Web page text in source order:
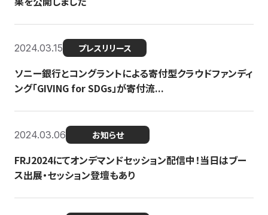
2024.03.15 プレスリリース
ソニー銀行とコングラントによる寄付型クラウドファンディ
ング「GIVING for SDGs」が寄付流...
2024.03.06 お知らせ
FRJ2024にてオンデマンドセッション配信中！当日はブー
ス出展・セッション登壇もあり